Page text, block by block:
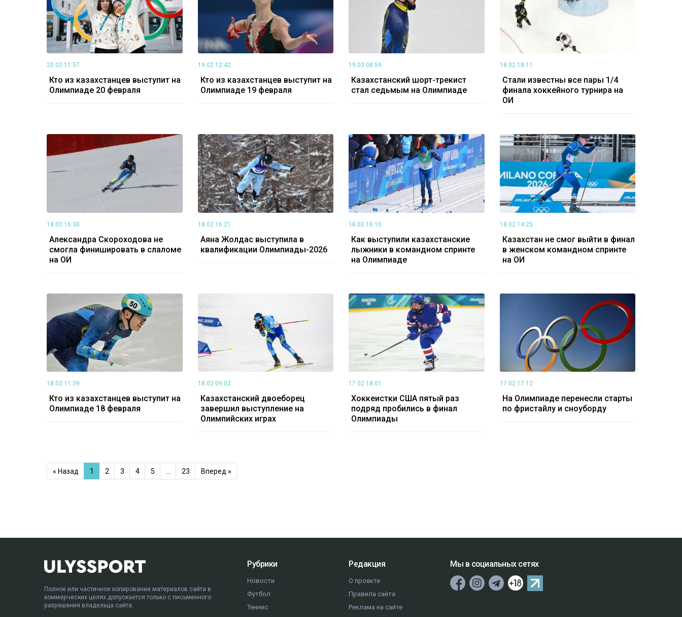
20.02 11:57
Кто из казахстанцев выступит на
Олимпиаде 20 февраля
19.02 12:42
Кто из казахстанцев выступит на
Олимпиаде 19 февраля
19.02 08:59
Казахстанский шорт-трекист
стал седьмым на Олимпиаде
18.02 18:11
Стали известны все пары 1/4
финала хоккейного турнира на
ОИ
18.02 16:30
Александра Скороходова не
смогла финишировать в слаломе
на ОИ
18.02 16:21
Аяна Жолдас выступила в
квалификации Олимпиады-2026
18.02 16:10
Как выступили казахстанские
лыжники в командном спринте
на Олимпиаде
18.02 14:25
Казахстан не смог выйти в финал
в женском командном спринте
на ОИ
18.02 11:39
Кто из казахстанцев выступит на
Олимпиаде 18 февраля
18.02 09:02
Казахстанский двоеборец
завершил выступление на
Олимпийских играх
17.02 18:01
Хоккеистки США пятый раз
подряд пробились в финал
Олимпиады
17.02 17:12
На Олимпиаде перенесли старты
по фристайлу и сноуборду
« Назад 1 2 3 4 5 23 Вперед »
Полное или частичное копирование материалов сайта в
коммерческих целях допускается только с письменного
разрешения владельца сайта.
Рубрики
Новости
Футбол
Теннис
Редакция
О проекте
Правила сайта
Реклама на сайте
Мы в социальных сетях